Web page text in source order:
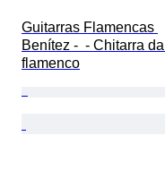
Guitarras Flamencas
Benítez -  - Chitarra da
flamenco